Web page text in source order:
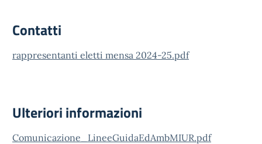
Contatti
rappresentanti eletti mensa 2024-25.pdf
Ulteriori informazioni
Comunicazione_LineeGuidaEdAmbMIUR.pdf